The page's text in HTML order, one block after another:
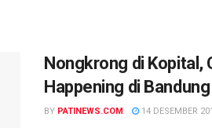
Nongkrong di Kopital,
Happening di Bandung
BY PATINEWS.COM 14 DESEMBER